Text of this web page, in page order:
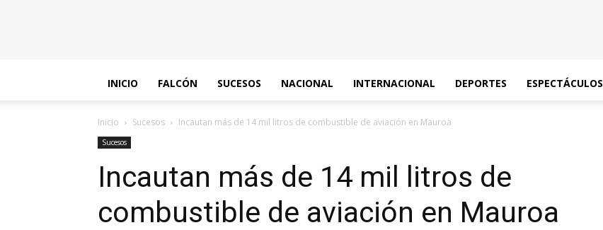
INICIO FALCÓN SUCESOS NACIONAL INTERNACIONAL DEPORTES ESPECTÁCULOS
Inicio Sucesos Incautan más de 14 mil litros de combustible de aviación en Mauroa
Sucesos
Incautan más de 14 mil litros de
combustible de aviación en Mauroa